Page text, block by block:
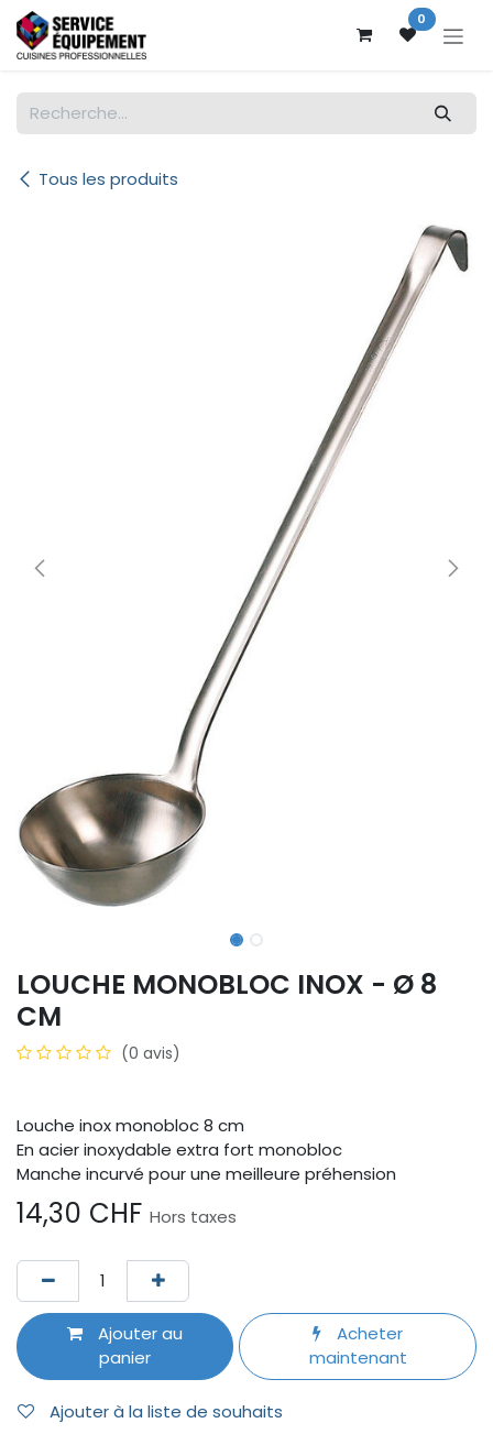
Se rendre au contenu 0
Tous les produits
LOUCHE MONOBLOC INOX - Ø 8
CM
(0 avis)
Louche inox monobloc 8 cm
En acier inoxydable extra fort monobloc
Manche incurvé pour une meilleure préhension
14,30 CHF Hors taxes
Ajouter au
panier
Acheter
maintenant
Ajouter à la liste de souhaits